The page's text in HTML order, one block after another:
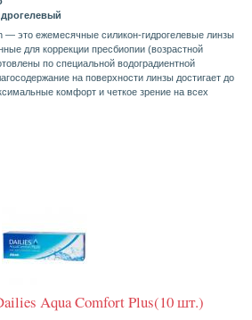
— это ежемесячные силикон-гидрогелевые линзы
для коррекции пресбиопии (возрастной
по специальной водоградиентной
на поверхности линзы достигает до
комфорт и четкое зрение на всех
Aqua Comfort Plus(10 шт.)